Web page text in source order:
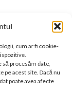
cum ar fi cookie-
procesăm date,
pe acest site. Dacă nu
poate avea afecte